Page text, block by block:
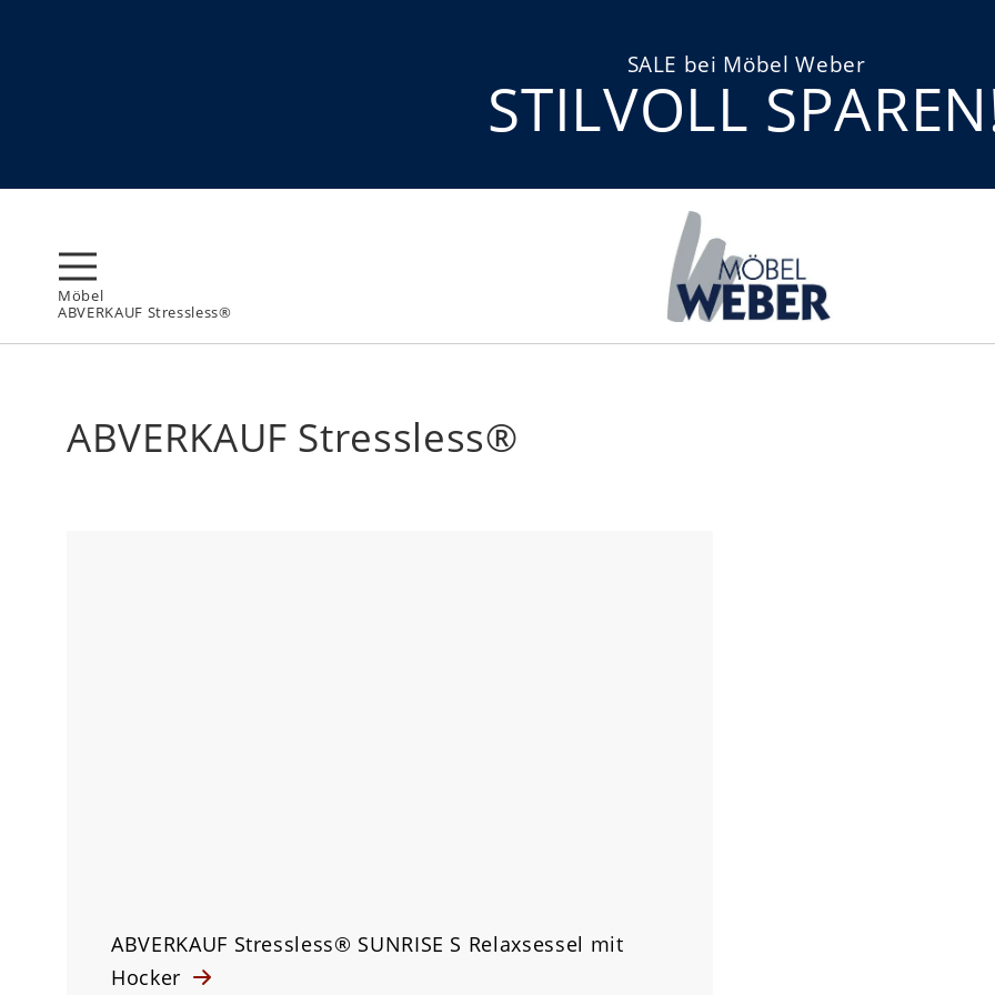
SALE bei Möbel Weber
STILVOLL
Möbel
ABVERKAUF Stressless®
ABVERKAUF Stressless®
ABVERKAUF Stressless® SUNRISE S Relaxsessel mit
Hocker